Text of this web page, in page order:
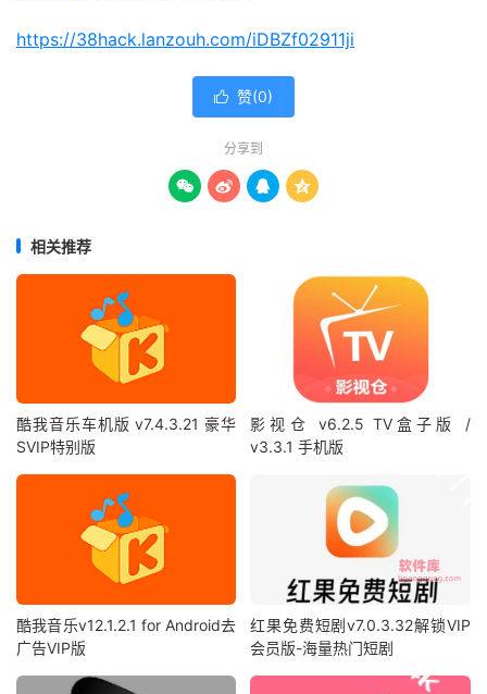
https://38hack.lanzouh.com/iDBZf02911ji
 赞(0)
分享到
   
相关推荐
酷我音乐车机版 v7.4.3.21 豪华
SVIP特别版
影视仓 v6.2.5 TV盒子版 /
v3.3.1 手机版
酷我音乐v12.1.2.1 for Android去
广告VIP版
红果免费短剧v7.0.3.32解锁VIP
会员版-海量热门短剧